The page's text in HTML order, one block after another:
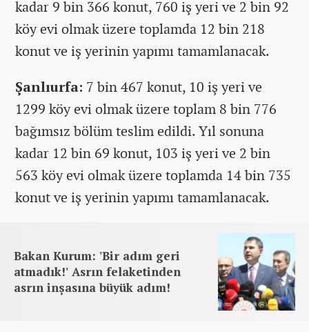
kadar 9 bin 366 konut, 760 iş yeri ve 2 bin 92
köy evi olmak üzere toplamda 12 bin 218
konut ve iş yerinin yapımı tamamlanacak.
Şanlıurfa: 7 bin 467 konut, 10 iş yeri ve
1299 köy evi olmak üzere toplam 8 bin 776
bağımsız bölüm teslim edildi. Yıl sonuna
kadar 12 bin 69 konut, 103 iş yeri ve 2 bin
563 köy evi olmak üzere toplamda 14 bin 735
konut ve iş yerinin yapımı tamamlanacak.
Bakan Kurum: 'Bir adım geri
atmadık!' Asrın felaketinden
asrın inşasına büyük adım!